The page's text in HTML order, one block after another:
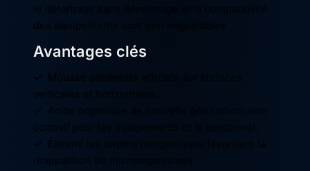
le détartrage sans démontage et la compatibilité
des équipements sont non négociables.
Avantages clés
✓
Mousse adhérente efficace sur surfaces
verticales et horizontales.
✓ Acide organique de nouvelle génération: non
corrosif pour les équipements et le personnel.
✓
Élimine les dépôts inorganiques favorisant la
réapparition de microorganismes.